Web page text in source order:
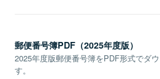
郵便番号簿PDF（2025年度版）
2025年度版郵便番号簿をPDF形式でダ
す。